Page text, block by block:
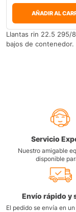
AÑADIR AL
Llantas rin 22.5 295/
bajos de contenedor.
Servicio
Nuestro amigable
disponible
Envío rápido y
El pedido se envía en